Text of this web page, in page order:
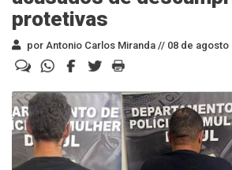
protetivas
por Antonio Carlos Miranda // 08 de agosto